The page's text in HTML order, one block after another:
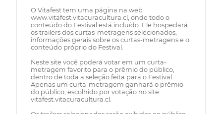
O Vitafest tem uma página na web
www.vitafest.vitacuracultura.cl, onde todo o
conteúdo do Festival está incluído. Ele hospedará
os trailers dos curtas-metragens selecionados,
informações gerais sobre os curtas-metragens e o
conteúdo próprio do Festival.
Neste site você poderá votar em um curta-
metragem favorito para o prêmio do público,
dentro de toda a seleção feita para o Festival.
Apenas um curta-metragem ganhará o prêmio
do público, escolhido por votação no site
vitafest.vitacuracultura.cl.